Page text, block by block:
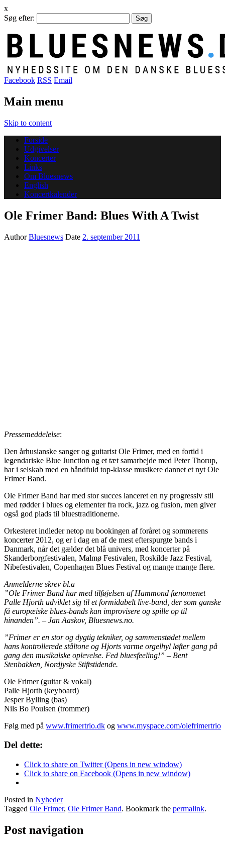
x
Søg efter:
Facebook RSS Email
Main menu
Skip to content
Forside
Udgivelser
Koncerter
Links
Om Bluesnews
English
Koncertkalender
Ole Frimer Band: Blues With A Twist
AuthorBluesnews Date 2. september 2011
Pressemeddelelse:
Den århusianske sanger og guitarist Ole Frimer, med en fortid i
legendariske Blue Junction og et tæt samarbejde med Peter Thorup,
har i selskab med en håndfuld top-klasse musikere dannet et nyt Ole
Frimer Band.
Ole Frimer Band har med stor succes lanceret en ny progressiv stil
med rødder i blues og elementer fra rock, jazz og fusion, men giver
også god plads til bluestraditionerne.
Orkesteret indleder netop nu bookingen af foråret og sommerens
koncerter 2012, og er i dag en af de mest efterspurgte bands i
Danmark, når det gælder det blå univers, med koncerter på
Skanderborgfestivalen, Malmø Festivalen, Roskilde Jazz Festival,
Nibefestivalen, Copenhagen Blues Festival og mange mange flere.
Anmelderne skrev bl.a
”Ole Frimer Band har med tilføjelsen af Hammond fænomenet
Palle Hjorth udviklet sig til et formidabelt live-band, der som ganske
få europæiske blues-bands kan improvisere og spille op til
hinanden”. – Jan Aaskov, Bluesnews.no.
”Frimer er en stor og dygtig tekniker, og sammenstødet mellem
hans kontrollerede ståltone og Hjorts varme orgelhyl løfter gang på
gang den musikalske oplevelse. Fed bluesfeeling!” – Bent
Stenbakken, Nordjyske Stiftstidende.
Ole Frimer (guitar & vokal)
Palle Hjorth (keyboard)
Jesper Bylling (bas)
Nils Bo Poulsen (trommer)
Følg med på www.frimertrio.dk og www.myspace.com/olefrimertrio
Del dette:
Click to share on Twitter (Opens in new window)
Click to share on Facebook (Opens in new window)
Posted in Nyheder
Tagged Ole Frimer, Ole Frimer Band. Bookmark the permalink.
Post navigation